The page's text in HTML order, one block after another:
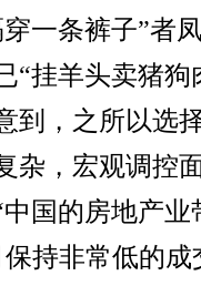
一条裤子”者
“挂羊头卖猪
，之所以选择
杂，宏观调控
国的房地产
持非常低的